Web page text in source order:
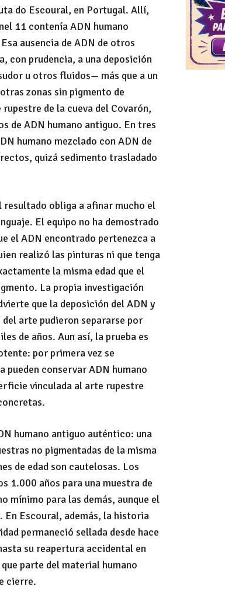
do Escoural, en Portugal. Allí,
11 contenía ADN humano
ausencia de ADN de otros
con prudencia, a una deposición
u otros fluidos— más que a un
zonas sin pigmento de
de la cueva del Covarón,
de ADN humano antiguo. En tres
humano mezclado con ADN de
quizá sedimento trasladado
resultado obliga a afinar mucho el
El equipo no ha demostrado
el ADN encontrado pertenezca a
realizó las pinturas ni que tenga
la misma edad que el
La propia investigación
que la deposición del ADN y
del arte pudieron separarse por
de años. Aun así, la prueba es
por primera vez se
pueden conservar ADN humano
vinculada al arte rupestre
humano antiguo auténtico: una
no pigmentadas de la misma
de edad son cautelosas. Los
1.000 años para una muestra de
mínimo para las demás, aunque el
Escoural, además, la historia
permaneció sellada desde hace
su reapertura accidental en
parte del material humano
cierre.